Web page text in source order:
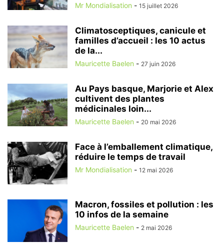
Mr Mondialisation - 15 juillet 2026
Climatosceptiques, canicule et
familles d’accueil : les 10 actus
de la...
Mauricette Baelen - 27 juin 2026
Au Pays basque, Marjorie et Alex
cultivent des plantes
médicinales loin...
Mauricette Baelen - 20 mai 2026
Face à l’emballement climatique,
réduire le temps de travail
Mr Mondialisation - 12 mai 2026
Macron, fossiles et pollution : les
10 infos de la semaine
Mauricette Baelen - 2 mai 2026